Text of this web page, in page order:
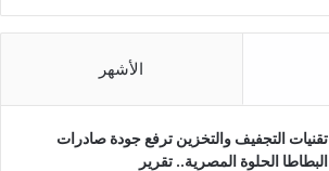
الأشهر
تقنيات التجفيف والتخزين ترفع جودة صادرات
البطاطا الحلوة المصرية.. تقرير